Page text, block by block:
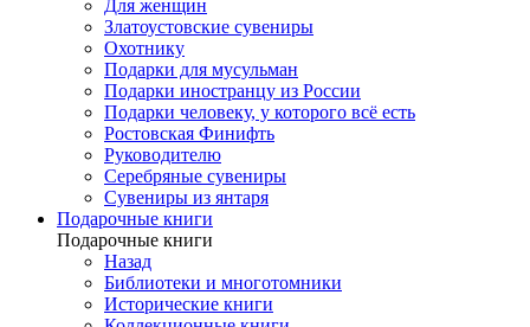
Для женщин
Златоустовские сувениры
Охотнику
Подарки для мусульман
Подарки иностранцу из России
Подарки человеку, у которого всё есть
Ростовская Финифть
Руководителю
Серебряные сувениры
Сувениры из янтаря
Подарочные книги
Подарочные книги
Назад
Библиотеки и многотомники
Исторические книги